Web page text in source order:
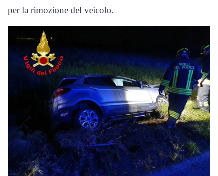
per la rimozione del veicolo.